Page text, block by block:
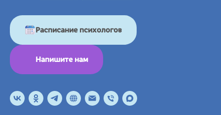
Расписание психологов
Напишите нам